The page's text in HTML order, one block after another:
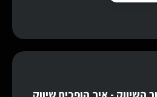
השיווק - איך הופכים שיווק